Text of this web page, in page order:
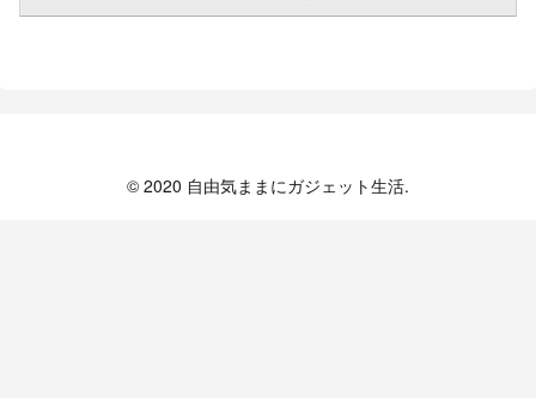
© 2020 自由気ままにガジェット生活.